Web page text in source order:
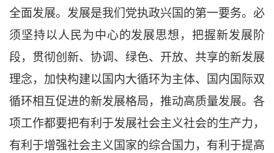
全面发展。发展是我们党执政兴国的第一要务。必
须坚持以人民为中心的发展思想，把握新发展阶
段，贯彻创新、协调、绿色、开放、共享的新发展
理念，加快构建以国内大循环为主体、国内国际双
循环相互促进的新发展格局，推动高质量发展。各
项工作都要把有利于发展社会主义社会的生产力，
有利于增强社会主义国家的综合国力，有利于提高